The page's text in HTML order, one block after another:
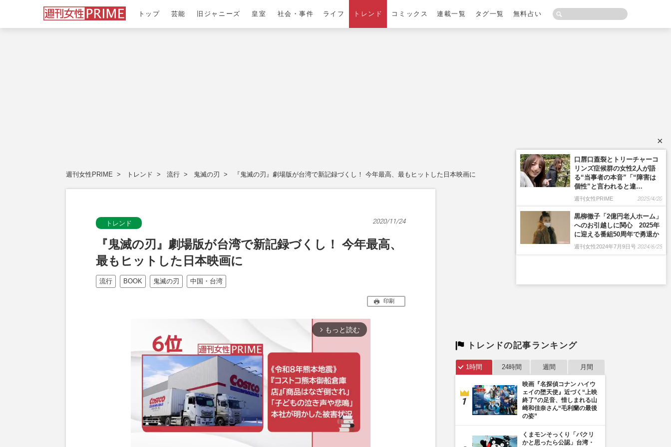
トップ 芸能 旧ジャニーズ 皇室 社会・事件 ライフ トレンド コミックス 連載一覧 タグ一覧 無料占い
週刊女性PRIME トレンド 流行 鬼滅の刃 『鬼滅の刃』劇場版が台湾で新記録づくし！ 今年最高、最もヒットした日本映画に
トレンド 2020/11/24
『鬼滅の刃』劇場版が台湾で新記録づくし！ 今年最高、
最もヒットした日本映画に
流行 BOOK 鬼滅の刃 中国・台湾
印刷
arrow_forward_ios もっと読む
トレンドの記事ランキング
1時間 24時間 週間 月間
映画『名探偵コナン ハイウ
ェイの堕天使』近づく“上映
終了”の足音、惜しまれる山
崎和佳奈さん“毛利蘭の最後
の姿”
くまモンそっくり「パクリ
かと思ったら公認」台湾・
×